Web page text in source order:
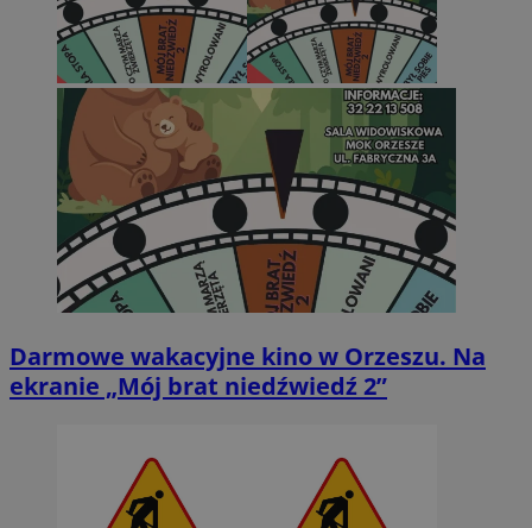
Darmowe wakacyjne kino w Orzeszu. Na
ekranie „Mój brat niedźwiedź 2”